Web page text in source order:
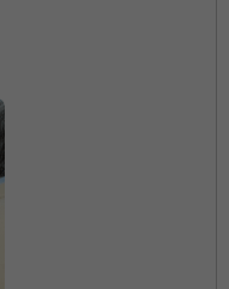
1
に、福岡県全域や佐